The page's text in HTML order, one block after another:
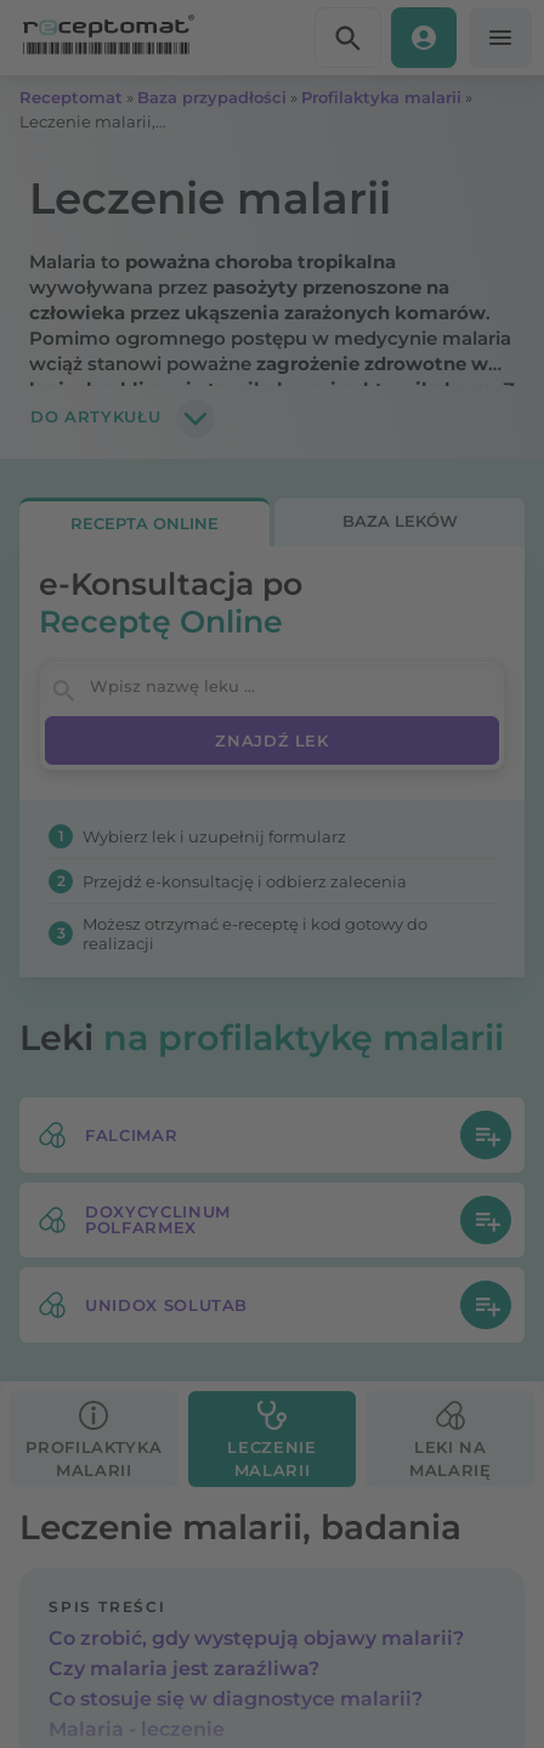
Receptomat » Baza przypadłości » Profilaktyka malarii »
Leczenie malarii
Malaria to poważna choroba tropikalna
wywoływana przez pasożyty przenoszone na
człowieka przez ukąszenia zarażonych komarów.
Pomimo ogromnego postępu w medycynie malaria
wciąż stanowi poważne zagrożenie zdrowotne w
krajach o klimacie tropikalnym i subtropikalnym
. Z
tego powodu tak ważna jest odpowiednia
leki stosuje się w leczeniu malarii oraz do czego
DO ARTYKUŁU
RECEPTA ONLINE BAZA LEKÓW
e-Konsultacja po
Receptę Online
Wpisz nazwę leku
1 Wybierz lek i uzupełnij formularz
2 Przejdź e-konsultację i odbierz zalecenia
3
Możesz otrzymać e-receptę i kod gotowy do
realizacji
Leki na profilaktykę malarii
FALCIMAR
DOXYCYCLINUM
POLFARMEX
UNIDOX SOLUTAB
PROFILAKTYKA
MALARII
LECZENIE
MALARII
LEKI NA
MALARIĘ
Leczenie malarii, badania
SPIS TREŚCI
Co zrobić, gdy występują objawy malarii?
Czy malaria jest zaraźliwa?
Co stosuje się w diagnostyce malarii?
Malaria - leczenie